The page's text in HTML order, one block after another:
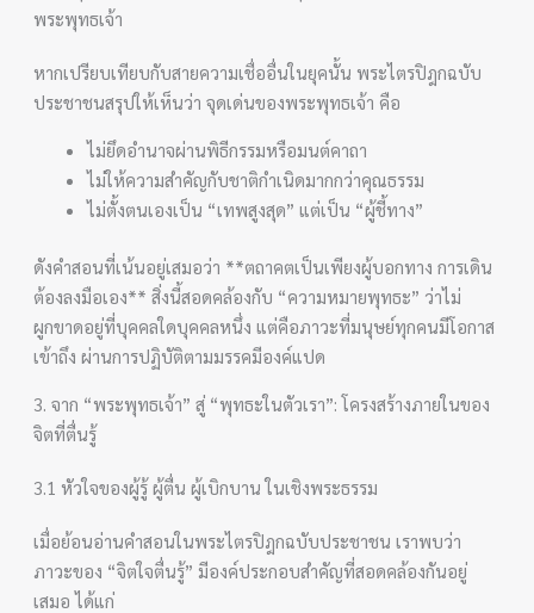
พระพุทธเจ้า
หากเปรียบเทียบกับสายความเชื่ออื่นในยุคนั้น พระไตรปิฎกฉบับ
ประชาชนสรุปให้เห็นว่า จุดเด่นของพระพุทธเจ้า คือ
ไม่ยึดอำนาจผ่านพิธีกรรมหรือมนต์คาถา
ไม่ให้ความสำคัญกับชาติกำเนิดมากกว่าคุณธรรม
ไม่ตั้งตนเองเป็น “เทพสูงสุด” แต่เป็น “ผู้ชี้ทาง”
ดังคำสอนที่เน้นอยู่เสมอว่า **ตถาคตเป็นเพียงผู้บอกทาง การเดิน
ต้องลงมือเอง** สิ่งนี้สอดคล้องกับ “ความหมายพุทธะ” ว่าไม่
ผูกขาดอยู่ที่บุคคลใดบุคคลหนึ่ง แต่คือภาวะที่มนุษย์ทุกคนมีโอกาส
เข้าถึง ผ่านการปฏิบัติตามมรรคมีองค์แปด
3. จาก “พระพุทธเจ้า” สู่ “พุทธะในตัวเรา”: โครงสร้างภายในของ
จิตที่ตื่นรู้
3.1 หัวใจของผู้รู้ ผู้ตื่น ผู้เบิกบาน ในเชิงพระธรรม
เมื่อย้อนอ่านคำสอนในพระไตรปิฎกฉบับประชาชน เราพบว่า
ภาวะของ “จิตใจตื่นรู้” มีองค์ประกอบสำคัญที่สอดคล้องกันอยู่
เสมอ ได้แก่